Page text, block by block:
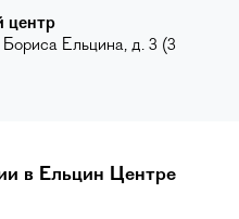
центр
Бориса Ельцина, д. 3 (3
в Ельцин Центре